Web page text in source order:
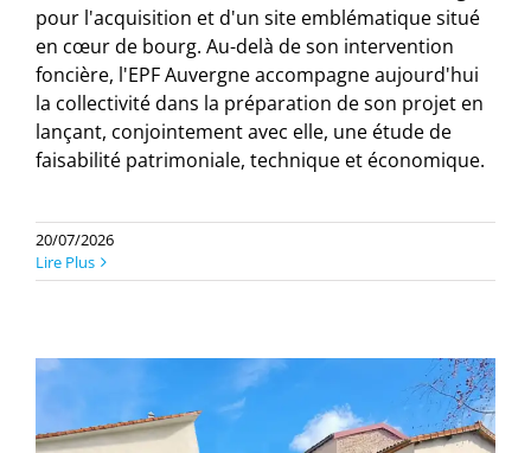
pour l'acquisition et d'un site emblématique situé
en cœur de bourg. Au-delà de son intervention
foncière, l'EPF Auvergne accompagne aujourd'hui
la collectivité dans la préparation de son projet en
lançant, conjointement avec elle, une étude de
faisabilité patrimoniale, technique et économique.
20/07/2026
Lire Plus